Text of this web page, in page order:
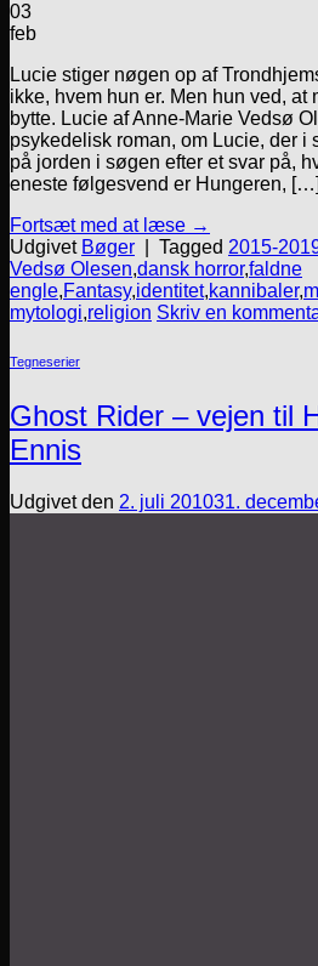
03
feb
Lucie stiger nøgen op af
ikke, hvem hun er. Men hun ved, at
bytte. Lucie af Anne-Marie Vedsø
psykedelisk roman, om Lucie, der i
på jorden i søgen efter et svar på,
eneste følgesvend er Hungeren, […]
Fortsæt med at læse →
Udgivet Bøger Tagged 2015-
Vedsø Olesen,dansk horror,faldne
engle,Fantasy,identitet,kannibaler,
mytologi,religion Skriv en
Tegneserier
Ghost Rider – vejen til
Ennis
Udgivet den 2. juli 201031.